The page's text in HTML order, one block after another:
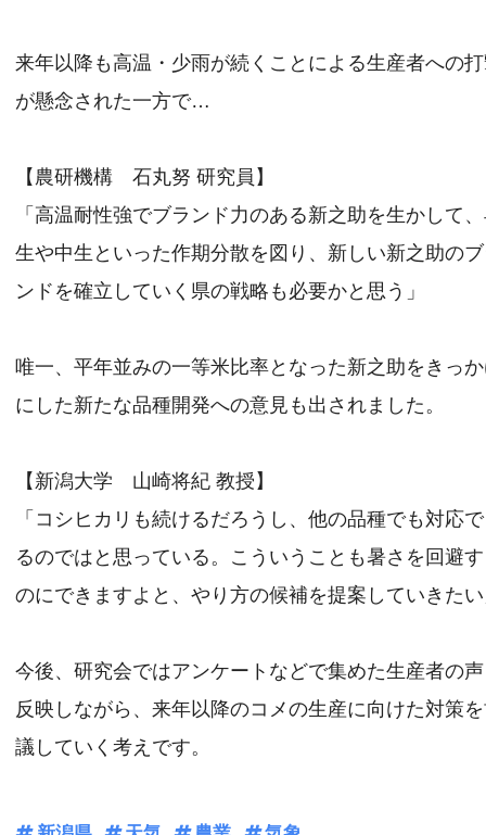
来年以降も高温・少雨が続くことによる生産者への
が懸念された一方で…
【農研機構 石丸努 研究員】
「高温耐性強でブランド力のある新之助を生かして
生や中生といった作期分散を図り、新しい新之助の
ンドを確立していく県の戦略も必要かと思う」
唯一、平年並みの一等米比率となった新之助をきっ
にした新たな品種開発への意見も出されました。
【新潟大学 山崎将紀 教授】
「コシヒカリも続けるだろうし、他の品種でも対応
るのではと思っている。こういうことも暑さを回避
のにできますよと、やり方の候補を提案していきた
今後、研究会ではアンケートなどで集めた生産者の
反映しながら、来年以降のコメの生産に向けた対策
議していく考えです。